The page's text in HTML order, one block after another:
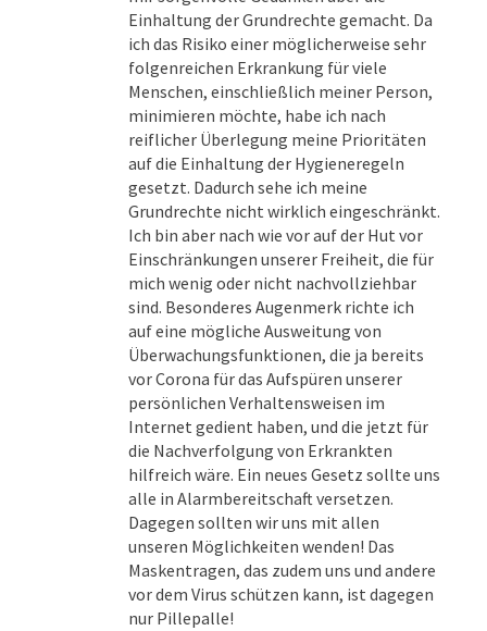
Einhaltung der Grundrechte gemacht. Da
ich das Risiko einer möglicherweise sehr
folgenreichen Erkrankung für viele
Menschen, einschließlich meiner Person,
minimieren möchte, habe ich nach
reiflicher Überlegung meine Prioritäten
auf die Einhaltung der Hygieneregeln
gesetzt. Dadurch sehe ich meine
Grundrechte nicht wirklich eingeschränkt.
Ich bin aber nach wie vor auf der Hut vor
Einschränkungen unserer Freiheit, die für
mich wenig oder nicht nachvollziehbar
sind. Besonderes Augenmerk richte ich
auf eine mögliche Ausweitung von
Überwachungsfunktionen, die ja bereits
vor Corona für das Aufspüren unserer
persönlichen Verhaltensweisen im
Internet gedient haben, und die jetzt für
die Nachverfolgung von Erkrankten
hilfreich wäre. Ein neues Gesetz sollte uns
alle in Alarmbereitschaft versetzen.
Dagegen sollten wir uns mit allen
unseren Möglichkeiten wenden! Das
Maskentragen, das zudem uns und andere
vor dem Virus schützen kann, ist dagegen
nur Pillepalle!